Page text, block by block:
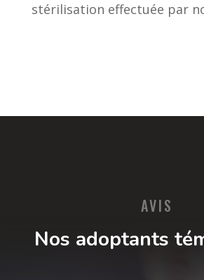
stérilisation effectuée par
AVIS
Nos adoptants